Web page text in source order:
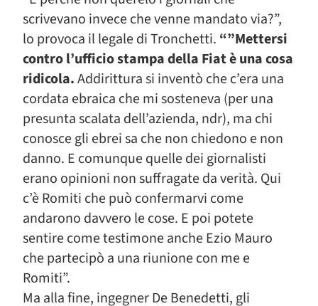
scrivevano invece che venne mandato via?”,
lo provoca il legale di Tronchetti. “”Mettersi
contro l’ufficio stampa della Fiat è una cosa
ridicola.Addirittura si inventò che c’era una
cordata ebraica che mi sosteneva (per una
presunta scalata dell’azienda, ndr), ma chi
conosce gli ebrei sa che non chiedono e non
danno. E comunque quelle dei giornalisti
erano opinioni non suffragate da verità. Qui
c’è Romiti che può confermarvi come
andarono davvero le cose. E poi potete
sentire come testimone anche Ezio Mauro
che partecipò a una riunione con me e
Romiti”.
Ma alla fine, ingegner De Benedetti, gli